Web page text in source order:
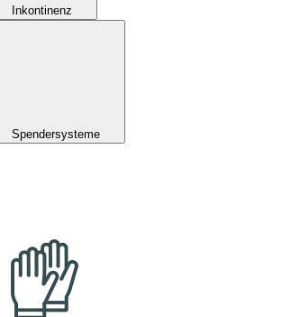
Inkontinenz
Spendersysteme